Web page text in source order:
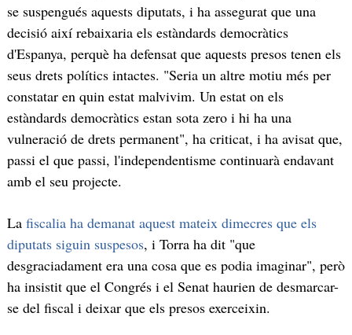
se suspengués aquests diputats, i ha assegurat que una
decisió així rebaixaria els estàndards democràtics
d'Espanya, perquè ha defensat que aquests presos tenen els
seus drets polítics intactes. "Seria un altre motiu més per
constatar en quin estat malvivim. Un estat on els
estàndards democràtics estan sota zero i hi ha una
vulneració de drets permanent", ha criticat, i ha avisat que,
passi el que passi, l'independentisme continuarà endavant
amb el seu projecte.
La fiscalia ha demanat aquest mateix dimecres que els
diputats siguin suspesos, i Torra ha dit "que
desgraciadament era una cosa que es podia imaginar", però
ha insistit que el Congrés i el Senat haurien de desmarcar-
se del fiscal i deixar que els presos exerceixin.